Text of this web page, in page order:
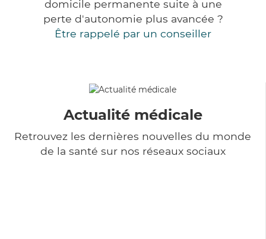
domicile permanente suite à une
perte d'autonomie plus avancée ?
Être rappelé par un conseiller
Actualité médicale
Retrouvez les dernières nouvelles du monde
de la santé sur nos réseaux sociaux